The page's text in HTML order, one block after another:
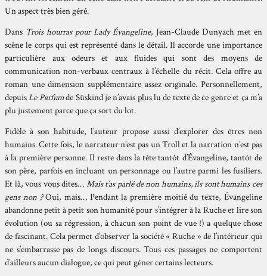
Un aspect très bien géré.
Dans Trois hourras pour Lady Évangeline, Jean-Claude Dunyach met en
scène le corps qui est représenté dans le détail. Il accorde une importance
particulière aux odeurs et aux fluides qui sont des moyens de
communication non-verbaux centraux à l’échelle du récit. Cela offre au
roman une dimension supplémentaire assez originale. Personnellement,
depuisLe Parfumde Süskind je n’avais plus lu de texte de ce genre et ça m’a
plu justement parce que ça sort du lot.
Fidèle à son habitude, l’auteur propose aussi d’explorer des êtres non
humains. Cette fois, le narrateur n’est pas un Troll et la narration n’est pas
à la première personne. Il reste dans la tête tantôt d’Évangeline, tantôt de
son père, parfois en incluant un personnage ou l’autre parmi les fusiliers.
Et là, vous vous dites… Mais t’as parlé de non humains, ils sont humains ces
gens non ?Oui, mais… Pendant la première moitié du texte, Évangeline
abandonne petit à petit son humanité pour s’intégrer à la Ruche et lire son
évolution (ou sa régression, à chacun son point de vue !) a quelque chose
de fascinant. Cela permet d’observer la société « Ruche » de l’intérieur qui
ne s’embarrasse pas de longs discours. Tous ces passages ne comportent
d’ailleurs aucun dialogue, ce qui peut gêner certains lecteurs.